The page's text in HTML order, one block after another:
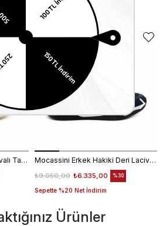
Ürünler
Mocassini Erkek Tekstil Havalı Taban Beyaz Spor & Sneaker Ayakkabı Mocassini Erkek Hakiki Deri Lacivert Spor & Sneaker Ayakkabı
₺6.335,00
₺9.050,00
Sepette %20 Net İndirim
%30
EKLE5
EKSTRA
İNDİRİM
Ürünler